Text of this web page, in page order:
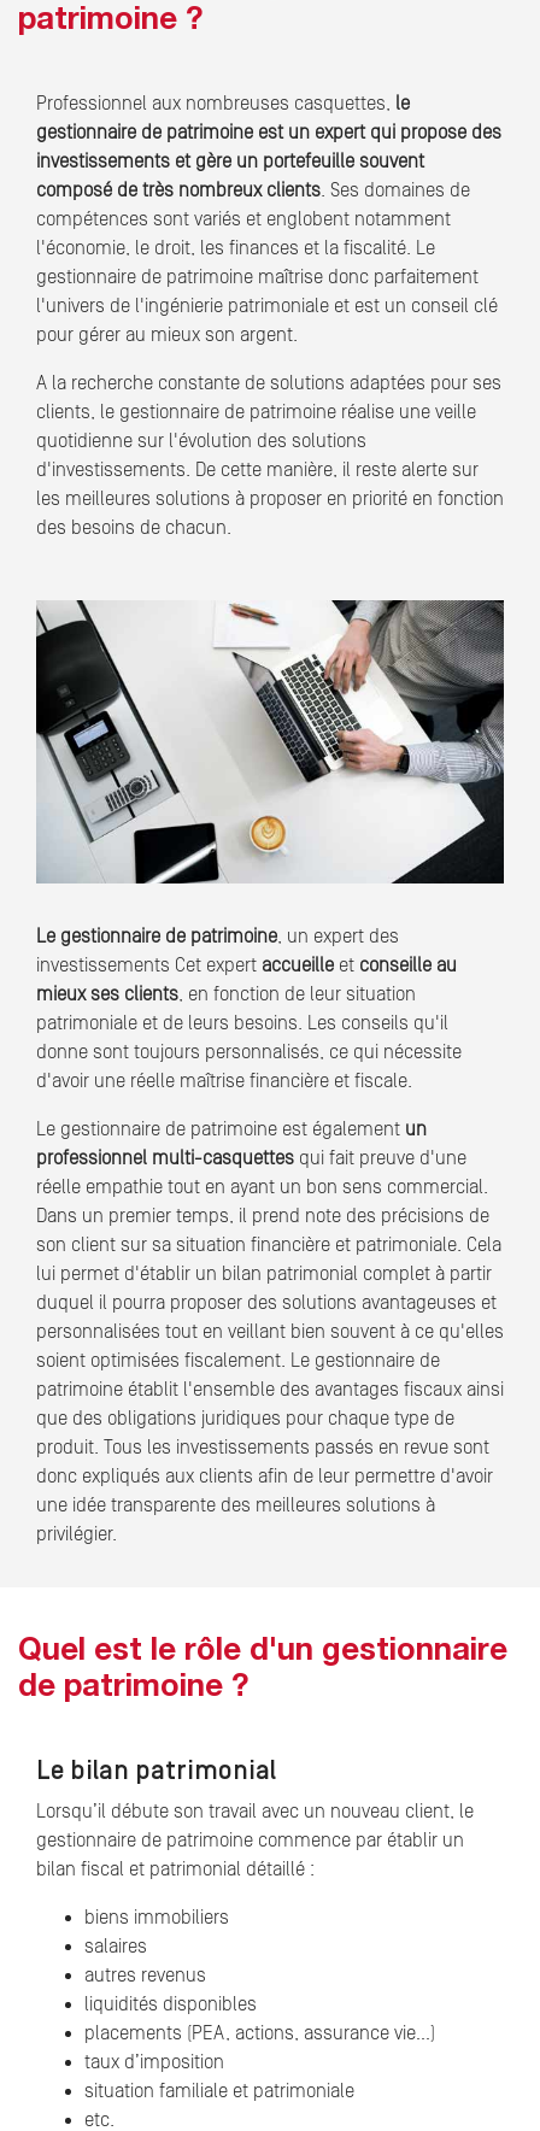
patrimoine ?
Professionnel aux nombreuses casquettes, le
gestionnaire de patrimoine est un expert qui propose des
investissements et gère un portefeuille souvent
composé de très nombreux clients. Ses domaines de
compétences sont variés et englobent notamment
l'économie, le droit, les finances et la fiscalité. Le
gestionnaire de patrimoine maîtrise donc parfaitement
l'univers de l'ingénierie patrimoniale et est un conseil clé
pour gérer au mieux son argent.
A la recherche constante de solutions adaptées pour ses
clients, le gestionnaire de patrimoine réalise une veille
quotidienne sur l'évolution des solutions
d'investissements. De cette manière, il reste alerte sur
les meilleures solutions à proposer en priorité en fonction
des besoins de chacun.
Le gestionnaire de patrimoine, un expert des
investissements Cet expert accueille et conseille au
mieux ses clients, en fonction de leur situation
patrimoniale et de leurs besoins. Les conseils qu'il
donne sont toujours personnalisés, ce qui nécessite
d'avoir une réelle maîtrise financière et fiscale.
Le gestionnaire de patrimoine est également un
professionnel multi-casquettes qui fait preuve d'une
réelle empathie tout en ayant un bon sens commercial.
Dans un premier temps, il prend note des précisions de
son client sur sa situation financière et patrimoniale. Cela
lui permet d'établir un bilan patrimonial complet à partir
duquel il pourra proposer des solutions avantageuses et
personnalisées tout en veillant bien souvent à ce qu'elles
soient optimisées fiscalement. Le gestionnaire de
patrimoine établit l'ensemble des avantages fiscaux ainsi
que des obligations juridiques pour chaque type de
produit. Tous les investissements passés en revue sont
donc expliqués aux clients afin de leur permettre d'avoir
une idée transparente des meilleures solutions à
privilégier.
Quel est le rôle d'un gestionnaire
de patrimoine ?
Le bilan patrimonial
Lorsqu’il débute son travail avec un nouveau client, le
gestionnaire de patrimoine commence par établir un
bilan fiscal et patrimonial détaillé :
biens immobiliers
salaires
autres revenus
liquidités disponibles
placements (PEA, actions, assurance vie…)
taux d’imposition
situation familiale et patrimoniale
etc.